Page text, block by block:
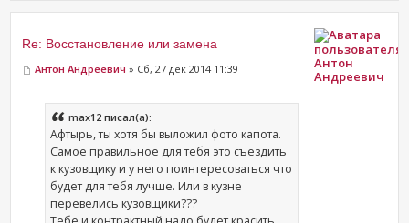
Re: Восстановление или замена
Aнтон Андреевич » Сб, 27 дек 2014 11:39
max12 писал(а):
Афтырь, ты хотя бы выложил фото капота.
Самое правильное для тебя это съездить
к кузовщику и у него поинтересоваться что
будет для тебя лучше. Или в кузне
перевелись кузовщики???
Aнтон
Андреевич